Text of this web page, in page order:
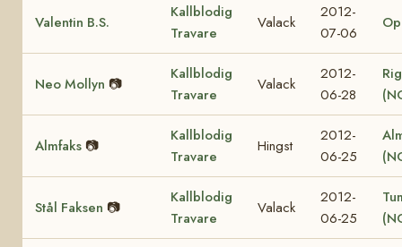
Valentin B.S.
Kallblodig
Travare
Valack
2012-
07-06
Neo Mollyn 📷
Kallblodig
Travare
Valack
2012-
06-28
Almfaks 📷
Kallblodig
Travare
Hingst
2012-
06-25
Stål Faksen 📷
Kallblodig
Travare
Valack
2012-
06-25